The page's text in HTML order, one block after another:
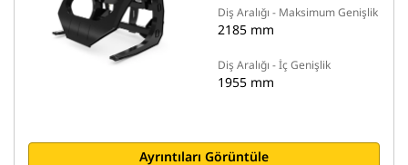
Diş Aralığı - Maksimum Genişlik
2185 mm
Diş Aralığı - İç Genişlik
1955 mm
Ayrıntıları Görüntüle